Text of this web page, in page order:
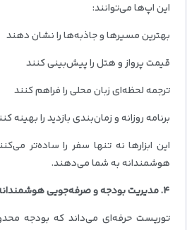
این اپ‌ها می‌توانند:
بهترین مسیرها و جاذبه‌ها را نشان دهند
قیمت پرواز و هتل را پیش‌بینی کنند
ترجمه لحظه‌ای زبان محلی را فراهم کنند
برنامه روزانه و زمان‌بندی بازدید را بهینه
این ابزارها نه تنها سفر را ساده‌تر
هوشمندانه به شما می‌دهند.
۴. مدیریت بودجه و صرفه‌جویی هوشمندانه
توریست حرفه‌ای می‌داند که بودجه